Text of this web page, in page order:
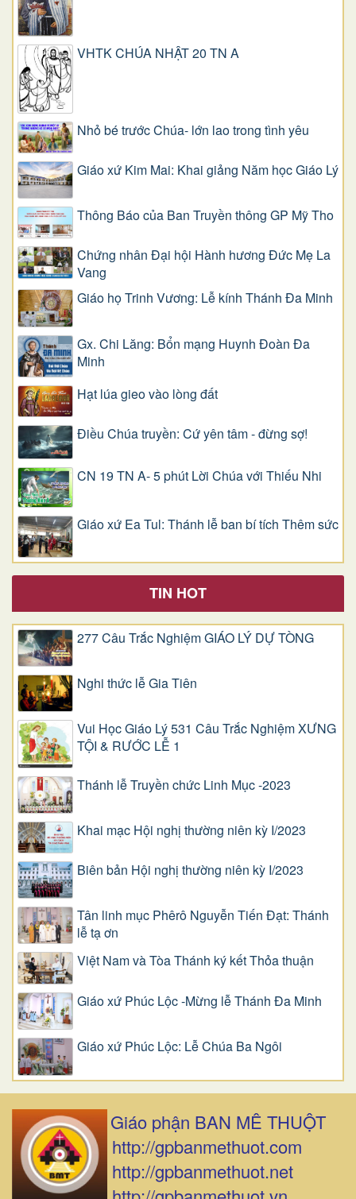
VHTK CHÚA NHẬT 20 TN A
Nhỏ bé trước Chúa- lớn lao trong tình yêu
Giáo xứ Kim Mai: Khai giảng Năm học Giáo Lý
Thông Báo của Ban Truyền thông GP Mỹ Tho
Chứng nhân Đại hội Hành hương Đức Mẹ La
Vang
Giáo họ Trinh Vương: Lễ kính Thánh Đa Minh
Gx. Chi Lăng: Bổn mạng Huynh Đoàn Đa
Minh
Hạt lúa gieo vào lòng đất
Điều Chúa truyền: Cứ yên tâm - đừng sợ!
CN 19 TN A- 5 phút Lời Chúa với Thiếu Nhi
Giáo xứ Ea Tul: Thánh lễ ban bí tích Thêm sức
TIN HOT
277 Câu Trắc Nghiệm GIÁO LÝ DỰ TÒNG
Nghi thức lễ Gia Tiên
Vui Học Giáo Lý 531 Câu Trắc Nghiệm XƯNG
TỘI & RƯỚC LỄ 1
Thánh lễ Truyền chức Linh Mục -2023
Khai mạc Hội nghị thường niên kỳ I/2023
Biên bản Hội nghị thường niên kỳ I/2023
Tân linh mục Phêrô Nguyễn Tiến Đạt: Thánh
lễ tạ ơn
Việt Nam và Tòa Thánh ký kết Thỏa thuận
Giáo xứ Phúc Lộc -Mừng lễ Thánh Đa Minh
Giáo xứ Phúc Lộc: Lễ Chúa Ba Ngôi
Giáo phận BAN MÊ THUỘT
http://gpbanmethuot.com
http://gpbanmethuot.net